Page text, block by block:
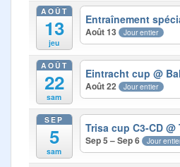
AOÛT
13
jeu
Entraînement
Août 13 Jour entier
AOÛT
22
sam
Eintracht cup@
Août 22 Jour entier
SEP
5
sam
Trisa cup C3-CD@
Sep 5 – Sep 6 Jour